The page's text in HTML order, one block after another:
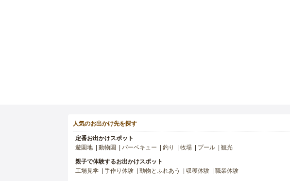
人気のお出かけ先を探す
定番お出かけスポット
遊園地
動物園 バーベキュー 釣り 牧場 プール 観光
親子で体験するお出かけスポット
工場見学
手作り体験 動物とふれあう 収穫体験 職業体験